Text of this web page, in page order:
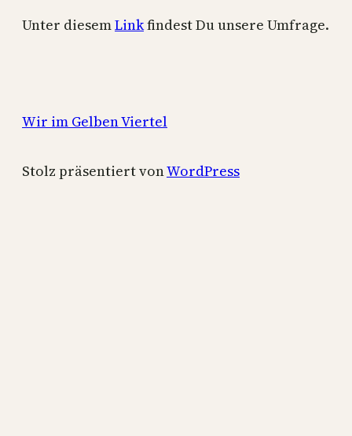
Unter diesemLinkfindest Du unsere Umfrage.
Wir im Gelben Viertel
Stolz präsentiert vonWordPress